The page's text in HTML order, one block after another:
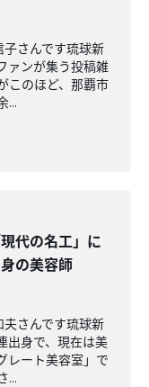
さんです琉球新
ァンが集う投稿雑
このほど、那覇市
...
代の名工」に
の美容師
さんです琉球新
出身で、現在は美
レート美容室」で
...